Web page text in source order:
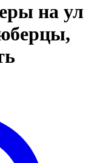
на ул